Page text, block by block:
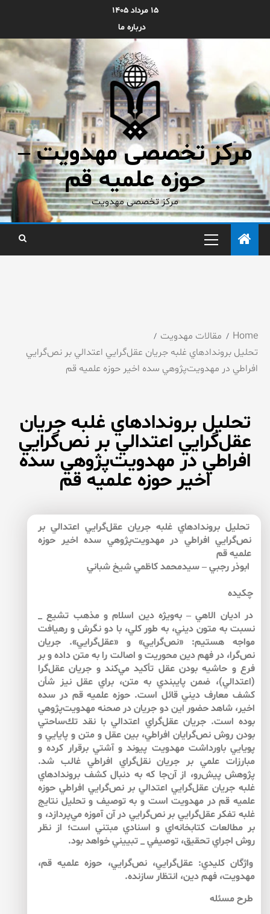
۱۵ مرداد ۱۴۰۵
درباره ما
مرکز تخصصی مهدویت –
حوزه علمیه قم
مرکز تخصصی مهدویت
Home
مقالات مهدویت
تحليل بروندادهاي غلبه جريان عقل‌‌گرايي اعتدالي بر نص‌‌گرايي
افراطي در مهدويت‌‌پژوهي سده اخير حوزه علميه قم
تحليل بروندادهاي غلبه جريان
عقل‌‌گرايي اعتدالي بر نص‌‌گرايي
افراطي در مهدويت‌‌پژوهي سده
اخير حوزه علميه قم
تحليل بروندادهاي غلبه جريان عقل‌‌گرايي اعتدالي بر
نص‌‌گرايي افراطي در مهدويت‌‌پژوهي سده اخير حوزه
علميه قم
ابوذر رجبي – سيدمحمد كاظمي شيخ شباني
چكيده
در اديان الاهي – به‌ويژه دين اسلام و مذهب تشيع _
نسبت به متون ديني، به طور كلي، با دو نگرش و رهيافت
مواجه هستيم: «نص‌‌گرايي» و «عقل‌‌گرايي». جريان
نص‌گرا، در فهم دين محوريت و اصالت را به متن داده و بر
فرع و حاشيه بودن عقل تأكيد مي‌‌كند و جريان عقل‌‌گرا
(اعتدالي)، ضمن پايبندي به متن، براي عقل نيز شأن
كشف معارف ديني قائل است. حوزه علميه قم در سده
اخير، شاهد حضور اين دو جريان در صحنه مهدويت‌‌پژوهي
بوده است. جريان عقل‌‌گراي اعتدالي با نقد تك‌‌ساحتي
بودن روش نص‌‌گرايان افراطي، بين عقل و متن و پايايي و
پويايي باورداشت مهدويت پيوند و آشتي برقرار كرده و
مبارزات علمي بر جريان نقل‌‌گراي افراطي غالب شد.
پژوهش پيش‌رو، از آن‌جا كه به دنبال كشف بروندادهاي
غلبه جريان عقل‌‌گرايي اعتدالي بر نص‌‌گرايي افراطي حوزه
علميه قم در مهدويت است و به توصيف و تحليل نتايج
غلبه تفكر عقل‌‌گرايي بر نص‌‌گرايي در آن آموزه مي‌پردازد، و
بر مطالعات كتابخانه‌‌اي و اسنادي مبتني است؛ از نظر
روش اجراي تحقيق، توصيفي _ تبييني خواهد بود.
واژگان كليدي: عقل‌‌گرايي، نص‌‌گرايي، حوزه علميه قم،
مهدويت، فهم دين، انتظار سازنده.
طرح مسئله